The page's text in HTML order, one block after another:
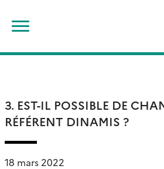
content
3. EST-IL POSSIBLE DE
RÉFÉRENT DINAMIS ?
18 mars 2022